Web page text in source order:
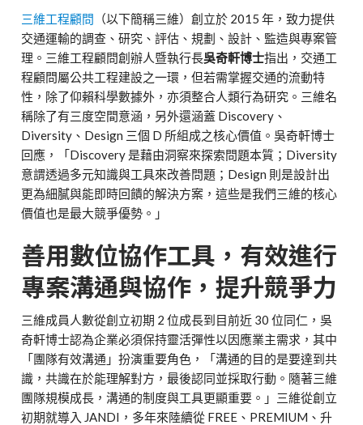
三維工程顧問 （以下簡稱三維）創立於 2015 年，致力提供
交通運輸的調查、研究、評估、規劃、設計、監造與專案管
理。三維工程顧問創辦人暨執行長吳奇軒博士指出，交通工
程顧問屬公共工程建設之一環，但若需掌握交通的流動特
性，除了仰賴科學數據外，亦須整合人類行為研究。三維名
稱除了有三度空間意涵，另外還涵蓋 Discovery、
Diversity、Design 三個 D 所組成之核心價值。吳奇軒博士
回應，「Discovery 是藉由洞察來探索問題本質；Diversity
意謂透過多元知識與工具來改善問題；Design 則是設計出
更為細膩與能即時回饋的解決方案，這些是我們三維的核心
價值也是最大競爭優勢。」
善用數位協作工具，有效進行
專案溝通與協作，提升競爭力
三維成員人數從創立初期 2 位成長到目前近 30 位同仁，吳
奇軒博士認為企業必須保持靈活彈性以因應業主需求，其中
「團隊有效溝通」扮演重要角色，「溝通的目的是要達到共
識，共識在於能理解對方，最後認同並採取行動。隨著三維
團隊規模成長，溝通的制度與工具更顯重要。」三維從創立
初期就導入 JANDI，多年來陸續從 FREE、PREMIUM、升